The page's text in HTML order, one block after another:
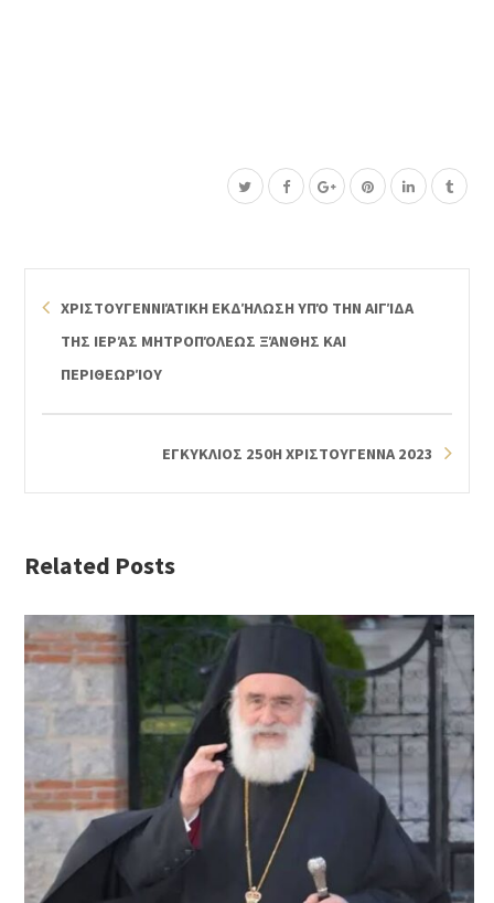
ΧΡΙΣΤΟΥΓΕΝΝΙΆΤΙΚΗ ΕΚΔΉΛΩΣΗ ΥΠΌ ΤΗΝ ΑΙΓΊΔΑ
ΤΗΣ ΙΕΡΆΣ ΜΗΤΡΟΠΌΛΕΩΣ ΞΆΝΘΗΣ ΚΑΙ
ΠΕΡΙΘΕΩΡΊΟΥ
ΕΓΚΥΚΛΙΟΣ 250Η ΧΡΙΣΤΟΥΓΕΝΝΑ 2023
Related Posts